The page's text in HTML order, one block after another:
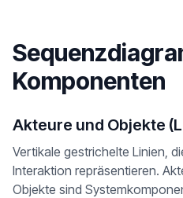
Komponenten
Akteure und Objekte
Vertikale gestrichelte Linien,
Interaktion repräsentieren.
Objekte sind